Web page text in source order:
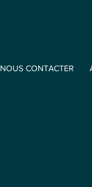
NOUS CONTACTER